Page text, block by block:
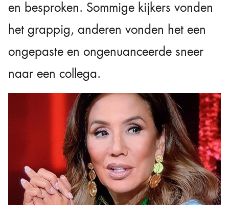
en besproken. Sommige kijkers vonden
het grappig, anderen vonden het een
ongepaste en ongenuanceerde sneer
naar een collega.